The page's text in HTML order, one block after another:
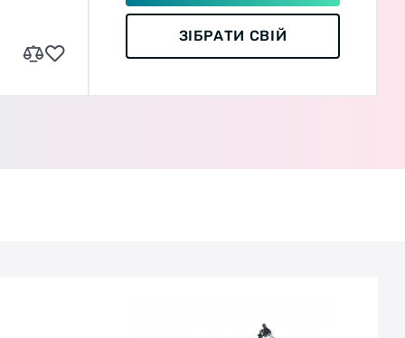
ЗІБРАТИ СВІЙ